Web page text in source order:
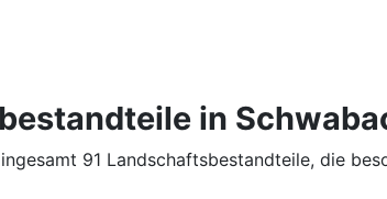
in
91 Landschaftsbestandteile, die